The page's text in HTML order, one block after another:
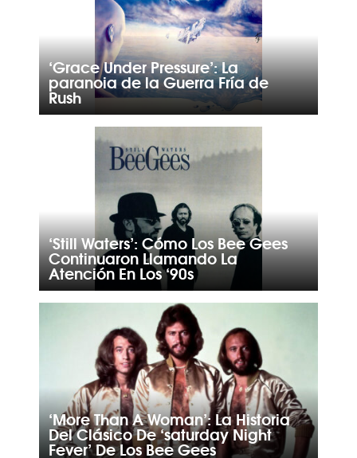
‘Grace Under Pressure’: La
paranoia de la Guerra Fría de
Rush
‘Still Waters’: Cómo Los Bee Gees
Continuaron Llamando La
Atención En Los ‘90s
‘More Than A Woman’: La Historia
Del Clásico De ‘saturday Night
Fever’ De Los Bee Gees